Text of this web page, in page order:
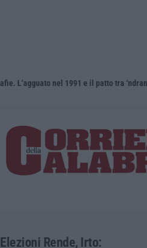
Elezioni Rende, Irto: